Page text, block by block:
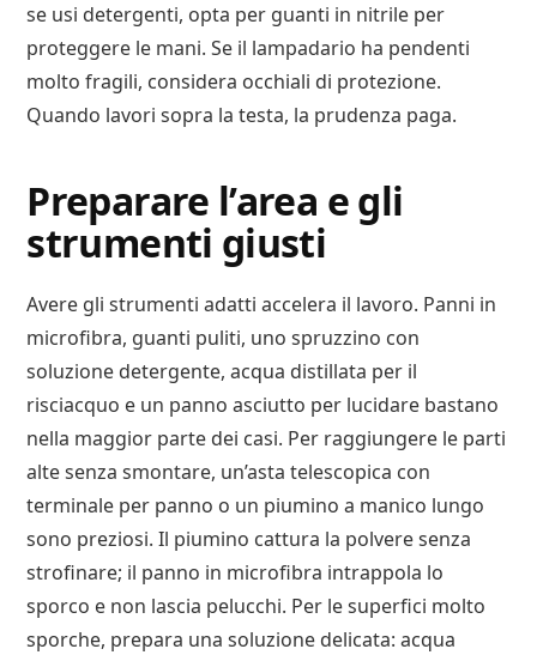
se usi detergenti, opta per guanti in nitrile per
proteggere le mani. Se il lampadario ha pendenti
molto fragili, considera occhiali di protezione.
Quando lavori sopra la testa, la prudenza paga.
Preparare l’area e gli
strumenti giusti
Avere gli strumenti adatti accelera il lavoro. Panni in
microfibra, guanti puliti, uno spruzzino con
soluzione detergente, acqua distillata per il
risciacquo e un panno asciutto per lucidare bastano
nella maggior parte dei casi. Per raggiungere le parti
alte senza smontare, un’asta telescopica con
terminale per panno o un piumino a manico lungo
sono preziosi. Il piumino cattura la polvere senza
strofinare; il panno in microfibra intrappola lo
sporco e non lascia pelucchi. Per le superfici molto
sporche, prepara una soluzione delicata: acqua